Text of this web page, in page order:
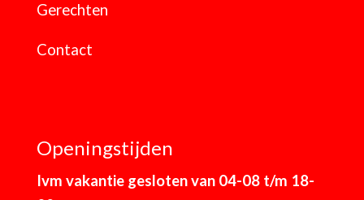
Gerechten
Contact
Openingstijden
Ivm vakantie gesloten van 04-08 t/m 18-